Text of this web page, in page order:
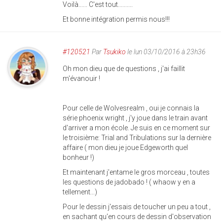
Voilà...... C'est tout..........
Et bonne intégration permis nous!!!
#120521 Par Tsukiko le lun 03/10/2016 à 23h36
Oh mon dieu que de questions , j'ai faillit
m'évanouir !
Pour celle de Wolvesrealm , oui je connais la
série phoenix wright , j'y joue dans le train avant
d'arriver a mon école. Je suis en ce moment sur
le troisième: Trial and Tribulations sur la dernière
affaire ( mon dieu je joue Edgeworth quel
bonheur !)
Et maintenant j'entame le gros morceau , toutes
les questions de jadobado ! ( whaow y en a
tellement...)
Pour le dessin j'essais de toucher un peu a tout ,
en sachant qu'en cours de dessin d'observation